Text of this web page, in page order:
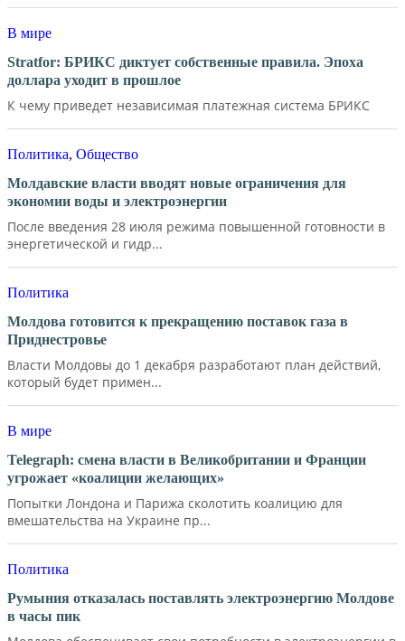
В мире
Stratfor: БРИКС диктует собственные правила. Эпоха
доллара уходит в прошлое
К чему приведет независимая платежная система БРИКС
Политика, Общество
Молдавские власти вводят новые ограничения для
экономии воды и электроэнергии
После введения 28 июля режима повышенной готовности в
энергетической и гидр...
Политика
Молдова готовится к прекращению поставок газа в
Приднестровье
Власти Молдовы до 1 декабря разработают план действий,
который будет примен...
В мире
Telegraph: смена власти в Великобритании и Франции
угрожает «коалиции желающих»
Попытки Лондона и Парижа сколотить коалицию для
вмешательства на Украине пр...
Политика
Румыния отказалась поставлять электроэнергию Молдове
в часы пик